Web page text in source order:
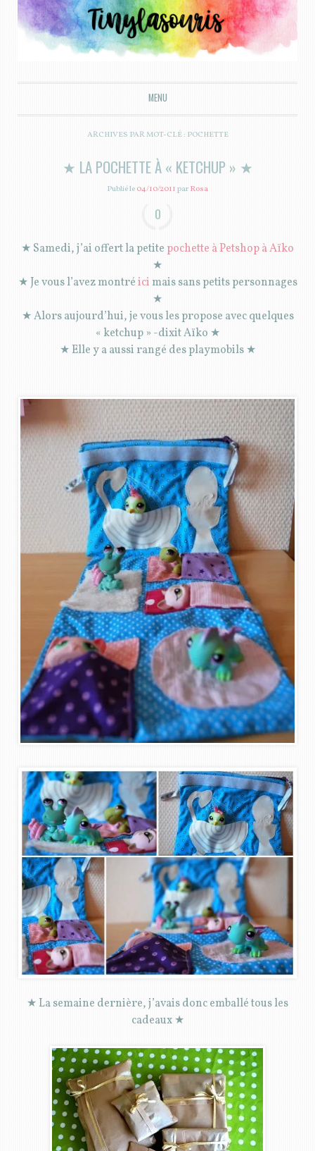
Tiny la souris
MENU
ALLER AU CONTENU PRINCIPAL
ARCHIVES PAR MOT-CLÉ : POCHETTE
★ LA POCHETTE À « KETCHUP » ★
Publié le04/10/2011parRosa
0
★ Samedi, j’ai offert la petite pochette à Petshop à Aïko
★
★ Je vous l’avez montréici mais sans petits personnages
★
★ Alors aujourd’hui, je vous les propose avec quelques
« ketchup » -dixit Aïko ★
★ Elle y a aussi rangé des playmobils ★
★ La semaine dernière, j’avais donc emballé tous les
cadeaux ★